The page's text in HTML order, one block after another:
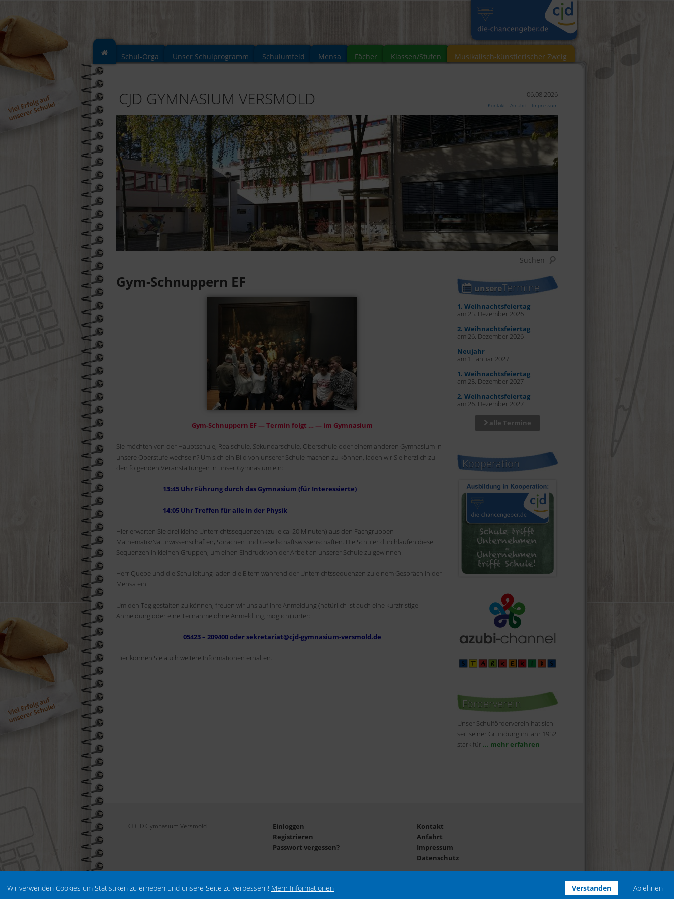
Wir verwenden Cookies um Statistiken zu erheben und unsere Seite zu verbessern! Mehr Informationen Verstanden Ablehnen
Schul-Orga Unser Schulprogramm Schulumfeld Mensa Fächer Klassen/Stufen Musikalisch-künstlerischer Zweig
CJD GYMNASIUM VERSMOLD 06.08.2026
Kontakt Anfahrt Impressum
Gym-Schnuppern EF
Gym-Schnuppern EF — Termin folgt … — im Gymnasium
Sie möchten von der Hauptschule, Realschule, Sekundarschule, Oberschule oder einem anderen Gymnasium in
unsere Oberstufe wechseln? Um sich ein Bild von unserer Schule machen zu können, laden wir Sie herzlich zu
den folgenden Veranstaltungen in unser Gymnasium ein:
13:45 Uhr Führung durch das Gymnasium (für Interessierte)
14:05 Uhr Treffen für alle in der Physik
Hier erwarten Sie drei kleine Unterrichtssequenzen (zu je ca. 20 Minuten) aus den Fachgruppen
Mathematik/Naturwissenschaften, Sprachen und Gesellschaftswissenschaften. Die Schüler durchlaufen diese
Sequenzen in kleinen Gruppen, um einen Eindruck von der Arbeit an unserer Schule zu gewinnen.
Herr Quebe und die Schulleitung laden die Eltern während der Unterrichtssequenzen zu einem Gespräch in der
Mensa ein.
Um den Tag gestalten zu können, freuen wir uns auf Ihre Anmeldung (natürlich ist auch eine kurzfristige
Anmeldung oder eine Teilnahme ohne Anmeldung möglich) unter:
05423 – 209400 oder sekretariat@cjd-gymnasium-versmold.de
Hier können Sie auch weitere Informationen erhalten.
unsereTermine
1. Weihnachtsfeiertag
am 25. Dezember 2026
2. Weihnachtsfeiertag
am 26. Dezember 2026
Neujahr
am 1. Januar 2027
1. Weihnachtsfeiertag
am 25. Dezember 2027
2. Weihnachtsfeiertag
am 26. Dezember 2027
alle Termine
Kooperation
Förderverein
Unser Schulförderverein hat sich
seit seiner Gründung im Jahr 1952
stark für ... mehr erfahren
© CJD Gymnasium Versmold
Einloggen
Registrieren
Passwort vergessen?
Kontakt
Anfahrt
Impressum
Datenschutz